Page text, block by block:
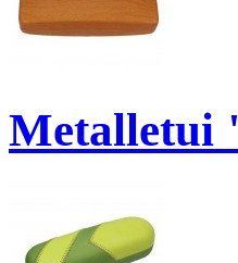
Metalletui